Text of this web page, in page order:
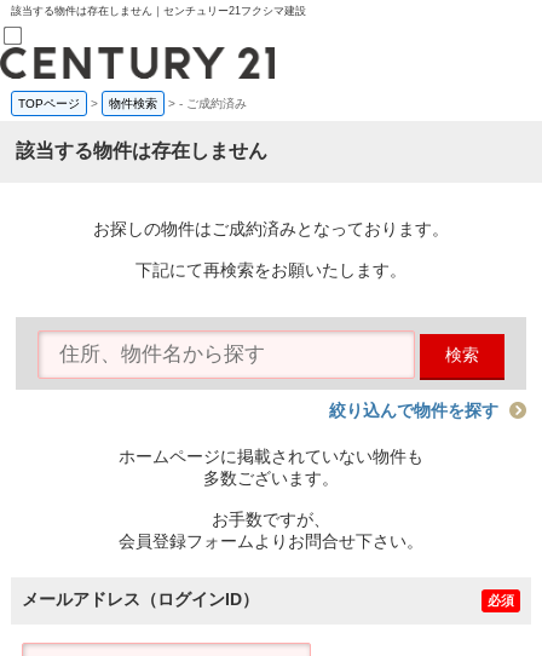
該当する物件は存在しません｜センチュリー21フクシマ建設
売買部
0120-800-844
賃貸部
会員メニュー
物件を探す
購入TOP
条件から探す
住宅ローン控除シミュレータ
TOPページ > 物件検索 >- ご成約済み
該当する物件は存在しません
お探しの物件はご成約済みとなっております。
下記にて再検索をお願いたします。
検索
絞り込んで物件を探す
ホームページに掲載されていない物件も
多数ございます。
お手数ですが、
会員登録フォームよりお問合せ下さい。
メールアドレス（ログインID） 必須